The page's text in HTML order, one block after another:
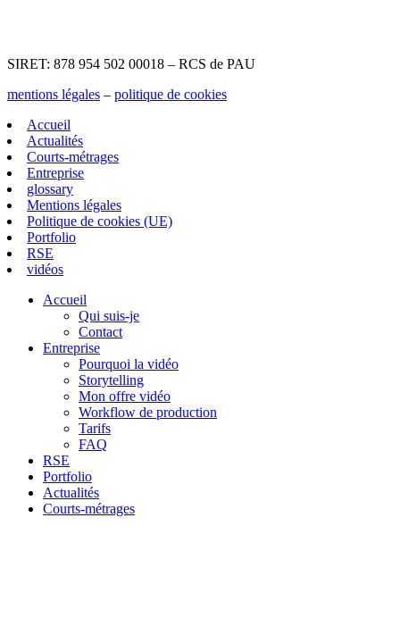
SIRET: 878 954 502 00018 – RCS de PAU
mentions légales – politique de cookies
Accueil
Actualités
Courts-métrages
Entreprise
glossary
Mentions légales
Politique de cookies (UE)
Portfolio
RSE
vidéos
Accueil
Qui suis-je
Contact
Entreprise
Pourquoi la vidéo
Storytelling
Mon offre vidéo
Workflow de production
Tarifs
FAQ
RSE
Portfolio
Actualités
Courts-métrages